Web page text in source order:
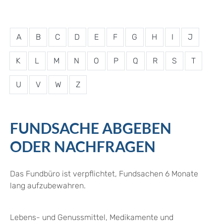
A B C D E F G H I J
K L M N O P Q R S T
U V W Z
FUNDSACHE ABGEBEN
ODER NACHFRAGEN
Das Fundbüro ist verpflichtet, Fundsachen 6 Monate
lang aufzubewahren.
Lebens- und Genussmittel, Medikamente und